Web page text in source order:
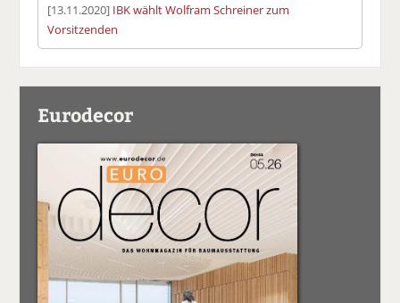
[13.11.2020] IBK wählt Wolfram Schreiner zum
Vorsitzenden
Eurodecor